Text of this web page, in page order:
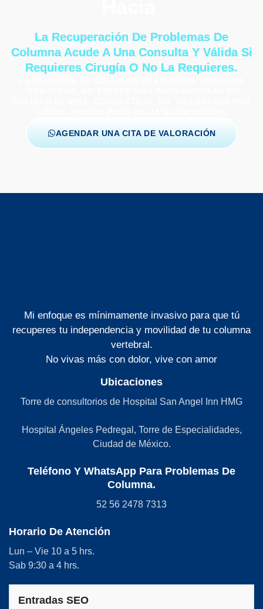
La Recuperación De Problemas De
Columna Acude A Una Consulta Y Válida Si
Requieres Cirugía O No La Requieres.
AGENDAR UNA CITA DE VALORACIÓN
Mi enfoque es mínimamente invasivo para que tú
recuperes tu independencia y movilidad de tu columna
vertebral.
No vivas más con dolor, vive con amor
Ubicaciones
Torre de consultorios de Hospital San Angel Inn HMG
Hospital Ángeles Pedregal, Torre de Especialidades,
Ciudad de México.
Teléfono Y WhatsApp Para Problemas De
Columna.
52 56 2478 7313
Horario De Atención
Lun – Vie 10 a 5 hrs.
Sab 9:30 a 4 hrs.
Entradas SEO